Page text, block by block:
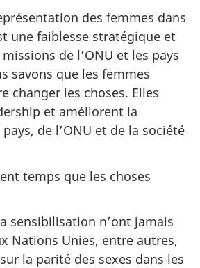
des femmes dans
une faiblesse stratégique et
de l’ONU et les pays
savons que les femmes
changer les choses. Elles
et améliorent la
de l’ONU et de la société
temps que les choses
sensibilisation n’ont jamais
Nations Unies, entre autres,
la parité des sexes dans les